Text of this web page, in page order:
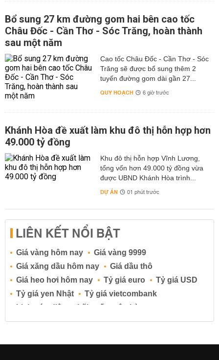
Bổ sung 27 km đường gom hai bên cao tốc
Châu Đốc - Cần Thơ - Sóc Trăng, hoàn thành
sau một năm
Cao tốc Châu Đốc - Cần Thơ - Sóc
Trăng sẽ được bổ sung thêm 2
tuyến đường gom dài gần 27...
QUY HOẠCH 6 giờ trước
Khánh Hòa đề xuất làm khu đô thị hỗn hợp hơn
49.000 tỷ đồng
Khu đô thị hỗn hợp Vĩnh Lương,
tổng vốn hơn 49.000 tỷ đồng vừa
được UBND Khánh Hòa trình...
DỰ ÁN 01 phút trước
LIÊN KẾT NỔI BẬT
Giá vàng hôm nay
Giá vàng 9999
Giá xăng dầu hôm nay
Giá dầu thô
Giá heo hơi hôm nay
Tỷ giá euro
Tỷ giá USD
Tỷ giá yen Nhật
Tỷ giá vietcombank
Lịch cúp điện
Lãi suất ngân hàng
Lãi suất tiết kiệm
Lãi suất tiền gửi